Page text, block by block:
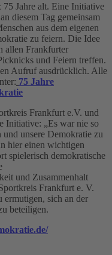
Jahre alt. Eine Initiative
diesem Tag gemeinsam
aus dem eigenen
zu feiern. Die Idee
allen Frankfurter
und Feiern treffen.
Aufruf ausdrücklich. Alle
75 Jahre
Frankfurt e.V. und
Initiative: „Es war nie so
unsere Demokratie zu
hier einen wichtigen
spielerisch demokratische
und Zusammenhalt
Frankfurt e. V.
ermutigen, sich an der
beteiligen.